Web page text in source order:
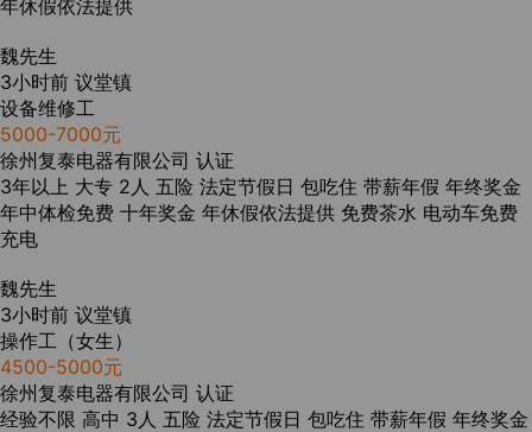
年休假依法提供
魏先生
3小时前 议堂镇
设备维修工
5000-7000元
徐州复泰电器有限公司 认证
3年以上 大专 2人 五险 法定节假日 包吃住 带薪年假 年终奖金
年中体检免费 十年奖金 年休假依法提供 免费茶水 电动车免费
充电
魏先生
3小时前 议堂镇
操作工（女生）
4500-5000元
徐州复泰电器有限公司 认证
经验不限 高中 3人 五险 法定节假日 包吃住 带薪年假 年终奖金